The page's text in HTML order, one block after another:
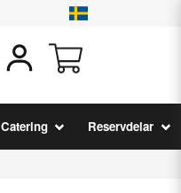
Catering Reservdelar